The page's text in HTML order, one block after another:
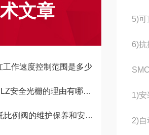
文章
工作速度控制范围是多少
安全光栅的理由有哪些？
的维护保养和安装使用应注意事项
5)
6)
1)
2)